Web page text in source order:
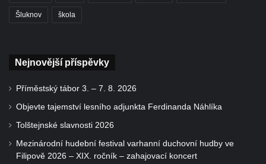
Šluknov škola
Nejnovější příspěvky
Příměstský tábor 3. – 7. 8. 2026
Objevte tajemství lesního adjunkta Ferdinanda Náhlíka
Tolštejnské slavnosti 2026
Mezinárodní hudební festival varhanní duchovní hudby ve
Filipově 2026 – XIX. ročník – zahajovací koncert